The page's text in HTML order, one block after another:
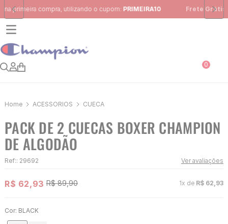
Frete Grátispara região Sudeste em pedidos acima de R$ 399,00
0
ACESSÓRIOS CUECA
PACK DE 2 CUECAS BOXER CHAMPION
DE ALGODÃO
Ref:: 29692 Ver avaliações
R$ 62,93 R$ 89,90 1x de R$ 62 93
Cor: BLACK